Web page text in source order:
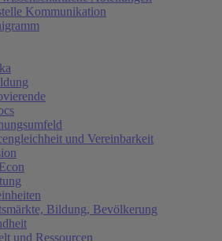
Kommunikation
und Vereinbarkeit
Bildung, Bevölkerung
und Ressourcen